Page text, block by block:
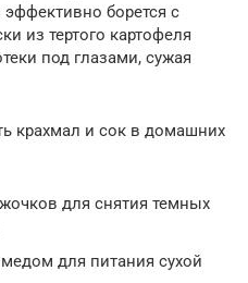
борется с
из тертого картофеля
под глазами, сужая
крахмал и сок в домашних
для снятия темных
для питания сухой